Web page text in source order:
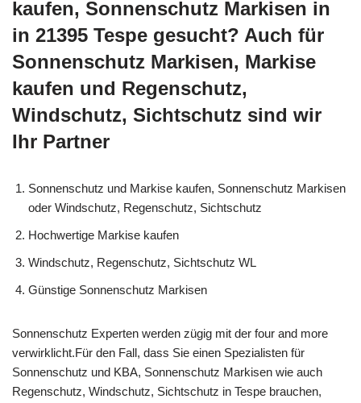
kaufen, Sonnenschutz Markisen in
in 21395 Tespe gesucht? Auch für
Sonnenschutz Markisen, Markise
kaufen und Regenschutz,
Windschutz, Sichtschutz sind wir
Ihr Partner
Sonnenschutz und Markise kaufen, Sonnenschutz Markisen
oder Windschutz, Regenschutz, Sichtschutz
Hochwertige Markise kaufen
Windschutz, Regenschutz, Sichtschutz WL
Günstige Sonnenschutz Markisen
Sonnenschutz Experten werden zügig mit der four and more
verwirklicht.Für den Fall, dass Sie einen Spezialisten für
Sonnenschutz und KBA, Sonnenschutz Markisen wie auch
Regenschutz, Windschutz, Sichtschutz in Tespe brauchen,